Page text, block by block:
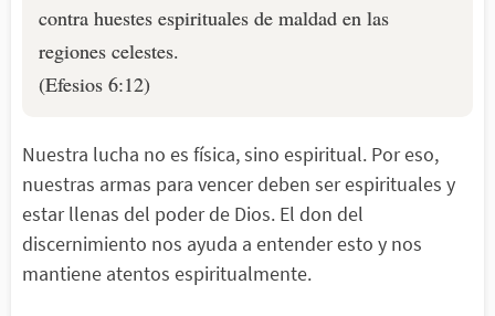
contra huestes espirituales de maldad en las
regiones celestes.
(Efesios 6:12)
Nuestra lucha no es física, sino espiritual. Por eso,
nuestras armas para vencer deben ser espirituales y
estar llenas del poder de Dios. El don del
discernimiento nos ayuda a entender esto y nos
mantiene atentos espiritualmente.